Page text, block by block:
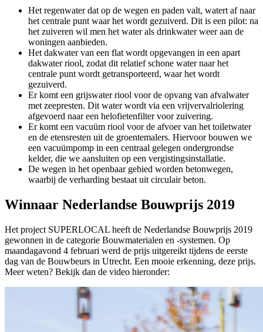
Het regenwater dat op de wegen en paden valt, watert af naar
het centrale punt waar het wordt gezuiverd. Dit is een pilot: na
het zuiveren wil men het water als drinkwater weer aan de
woningen aanbieden.
Het dakwater van een flat wordt opgevangen in een apart
dakwater riool, zodat dit relatief schone water naar het
centrale punt wordt getransporteerd, waar het wordt
gezuiverd.
Er komt een grijswater riool voor de opvang van afvalwater
met zeepresten. Dit water wordt via een vrijvervalriolering
afgevoerd naar een helofietenfilter voor zuivering.
Er komt een vacuüm riool voor de afvoer van het toiletwater
en de etensresten uit de groentemalers. Hiervoor bouwen we
een vacuümpomp in een centraal gelegen ondergrondse
kelder, die we aansluiten op een vergistingsinstallatie.
De wegen in het openbaar gebied worden betonwegen,
waarbij de verharding bestaat uit circulair beton.
Winnaar Nederlandse Bouwprijs 2019
Het project SUPERLOCAL heeft de Nederlandse Bouwprijs 2019
gewonnen in de categorie Bouwmaterialen en -systemen. Op
maandagavond 4 februari werd de prijs uitgereikt tijdens de eerste
dag van de Bouwbeurs in Utrecht. Een mooie erkenning, deze prijs.
Meer weten? Bekijk dan de video hieronder: